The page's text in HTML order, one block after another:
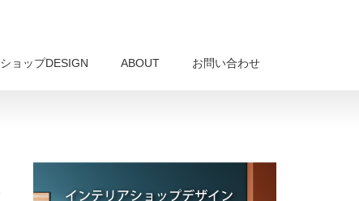
ショップDESIGN ABOUT お問い合わせ